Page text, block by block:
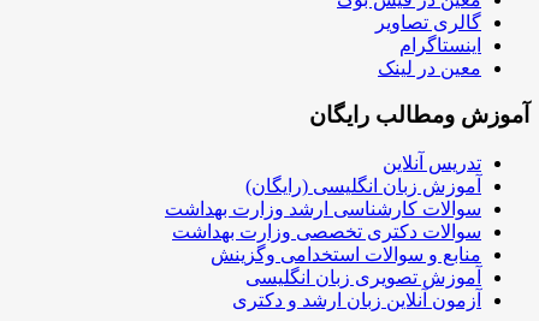
گالری تصاویر
اینستاگرام
معین در لینک
آموزش ومطالب رایگان
تدریس آنلاین
آموزش زبان انگلیسی (رایگان)
سوالات کارشناسی ارشد وزارت بهداشت
سوالات دکتری تخصصی وزارت بهداشت
منابع و سوالات استخدامی وگزینش
آموزش تصویری زبان انگلیسی
آزمون آنلاین زبان ارشد و دکتری